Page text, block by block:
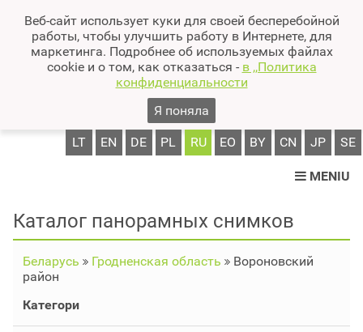
Веб-сайт использует куки для своей бесперебойной
работы, чтобы улучшить работу в Интернете, для
маркетинга. Подробнее об используемых файлах
cookie и о том, как отказаться - в ,,Политика
конфиденциальности
Я поняла
LT EN DE PL RU EO BY CN JP SE
MENIU
Каталог панорамных снимков
Беларусь Гродненская область
Вороновский
район
Категори